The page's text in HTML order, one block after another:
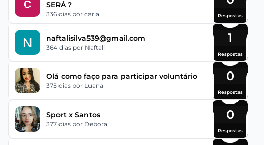
SERÁ ?
336 dias por carla Respostas
naftalisilva539@gmail.com
364 dias por Naftali
1
Respostas
Olá como faço para participar voluntário
375 dias por Luana
0
Respostas
Sport x Santos
377 dias por Debora
0
Respostas